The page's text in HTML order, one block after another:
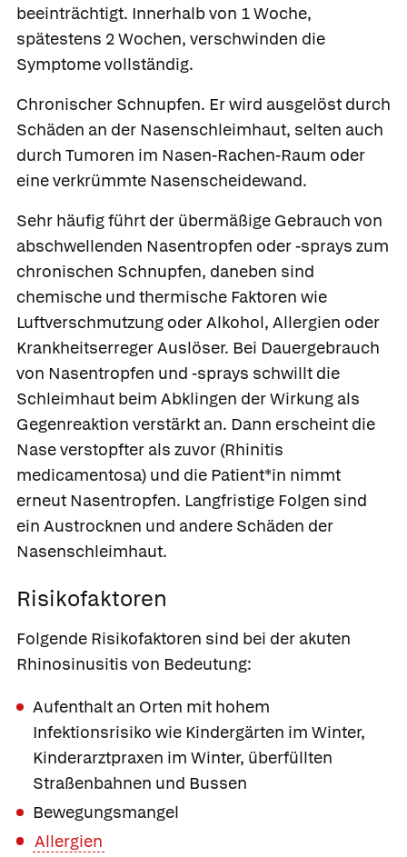
beeinträchtigt. Innerhalb von 1 Woche,
spätestens 2 Wochen, verschwinden die
Symptome vollständig.
Chronischer Schnupfen. Er wird ausgelöst durch
Schäden an der Nasenschleimhaut, selten auch
durch Tumoren im Nasen-Rachen-Raum oder
eine verkrümmte Nasenscheidewand.
Sehr häufig führt der übermäßige Gebrauch von
abschwellenden Nasentropfen oder -sprays zum
chronischen Schnupfen, daneben sind
chemische und thermische Faktoren wie
Luftverschmutzung oder Alkohol, Allergien oder
Krankheitserreger Auslöser. Bei Dauergebrauch
von Nasentropfen und -sprays schwillt die
Schleimhaut beim Abklingen der Wirkung als
Gegenreaktion verstärkt an. Dann erscheint die
Nase verstopfter als zuvor (Rhinitis
medicamentosa) und die Patient*in nimmt
erneut Nasentropfen. Langfristige Folgen sind
ein Austrocknen und andere Schäden der
Nasenschleimhaut.
Risikofaktoren
Folgende Risikofaktoren sind bei der akuten
Rhinosinusitis von Bedeutung:
Aufenthalt an Orten mit hohem
Infektionsrisiko wie Kindergärten im Winter,
Kinderarztpraxen im Winter, überfüllten
Straßenbahnen und Bussen
Bewegungsmangel
Allergien